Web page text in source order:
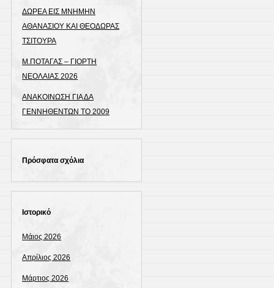
ΔΩΡΕΑ ΕΙΣ ΜΝΗΜΗΝ
ΑΘΑΝΑΣΙΟΥ ΚΑΙ ΘΕΟΔΩΡΑΣ
ΤΣΙΤΟΥΡΑ
Μ.ΠΟΤΑΓΑΣ – ΓΙΟΡΤΗ
ΝΕΟΛΑΙΑΣ 2026
ΑΝΑΚΟΙΝΩΣΗ ΓΙΑ ΔΑ
ΓΕΝΝΗΘΕΝΤΩΝ ΤΟ 2009
Πρόσφατα σχόλια
Ιστορικό
Μάιος 2026
Απρίλιος 2026
Μάρτιος 2026